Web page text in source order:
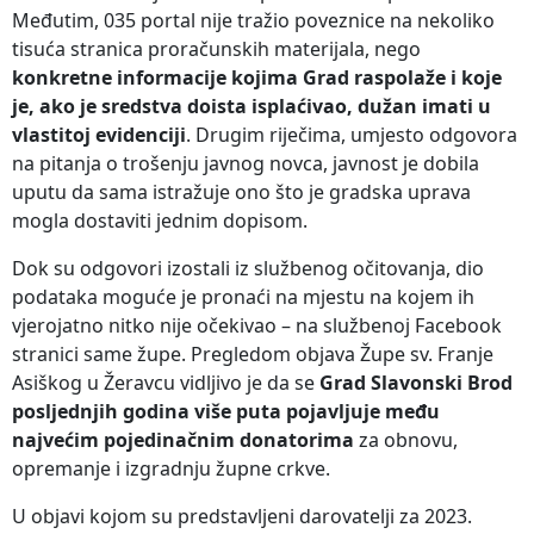
Međutim, 035 portal nije tražio poveznice na nekoliko
tisuća stranica proračunskih materijala, nego
konkretne informacije kojima Grad raspolaže i koje
je, ako je sredstva doista isplaćivao, dužan imati u
vlastitoj evidenciji. Drugim riječima, umjesto odgovora
na pitanja o trošenju javnog novca, javnost je dobila
uputu da sama istražuje ono što je gradska uprava
mogla dostaviti jednim dopisom.
Dok su odgovori izostali iz službenog očitovanja, dio
podataka moguće je pronaći na mjestu na kojem ih
vjerojatno nitko nije očekivao – na službenoj Facebook
stranici same župe. Pregledom objava Župe sv. Franje
Asiškog u Žeravcu vidljivo je da se Grad Slavonski Brod
posljednjih godina više puta pojavljuje među
najvećim pojedinačnim donatorima za obnovu,
opremanje i izgradnju župne crkve.
U objavi kojom su predstavljeni darovatelji za 2023.